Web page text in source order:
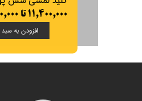
تومان
افزودن به